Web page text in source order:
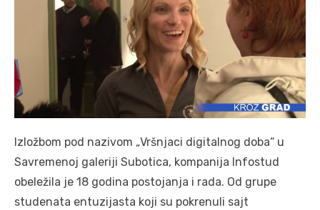
Izložbom pod nazivom „Vršnjaci digitalnog doba“ u
Savremenoj galeriji Subotica, kompanija Infostud
obeležila je 18 godina postojanja i rada. Od grupe
studenata entuzijasta koji su pokrenuli sajt